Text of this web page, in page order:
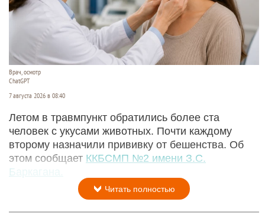
Врач, осмотр
ChatGPT
7 августа 2026 в 08:40
Летом в травмпункт обратились более ста
человек с укусами животных. Почти каждому
второму назначили прививку от бешенства. Об
этом сообщает ККБСМП №2 имени З.С.
Баркагана.
Читать полностью